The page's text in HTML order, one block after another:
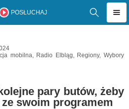
POSŁUCHAJ
mobilna, Radio Elbląg, Regiony,Wybory
pary butów, żeby
swoim programem